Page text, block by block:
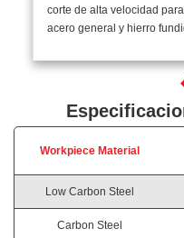
corte de alta velocidad
acero general y hierro
Workpiece Material
Low Carbon Steel
Carbon Steel